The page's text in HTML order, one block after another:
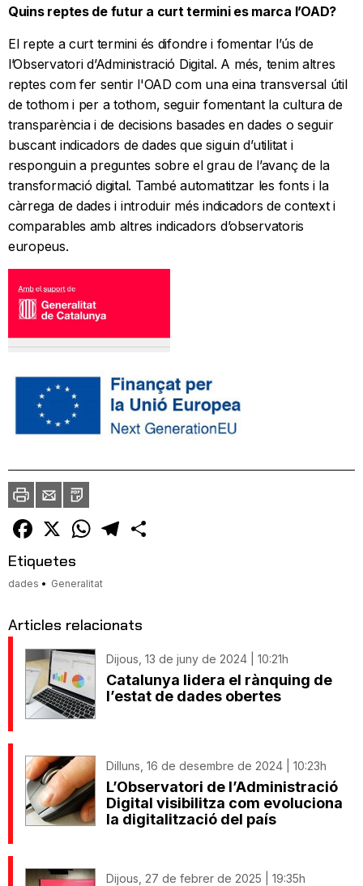
Quins reptes de futur a curt termini es marca l’OAD?
El repte a curt termini és difondre i fomentar l’ús de
l’Observatori ​d’Administració Digital​. A més, tenim altres
reptes com fer sentir l'OAD com una eina transversal útil
de tothom i per a tothom​, seguir fomentant la cultura de
transparència i de decisions basades en dades o seguir
buscant indicadors de dades que siguin d’utilitat i
responguin a preguntes sobre el grau de l’avanç de la
transformació digital​. També automatitzar les fonts i la
càrrega de dades i introduir més indicadors de context i
comparables amb altres indicadors d’observatoris
europeus​.
ImprimirEnvia
un
amic
PDF
Facebook
X WhatsAppTelegram
Etiquetes
dades Generalitat
Articles relacionats
Dijous, 13 de juny de 2024 | 10:21h
Catalunya lidera el rànquing de
l’estat de dades obertes
Dilluns, 16 de desembre de 2024 | 10:23h
L’Observatori de l’Administració
Digital visibilitza com evoluciona
la digitalització del país
Dijous, 27 de febrer de 2025 | 19:35h